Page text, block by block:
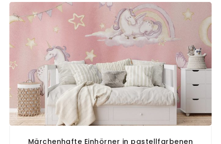
Märchenhafte Einhörner in pastellfarbenen